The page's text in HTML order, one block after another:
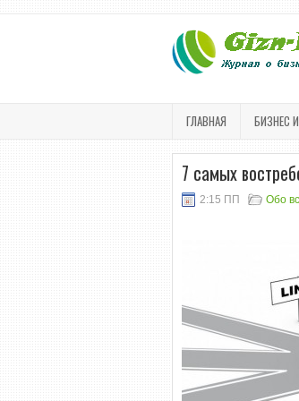
ГЛАВНАЯ БИЗНЕС
7 самых
2:15 ПП Обо